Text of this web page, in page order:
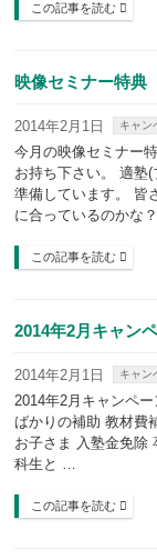
この記事を読む
映像セミナー特典
2014年2月1日 キャン
今月の映像セミナー
お持ち下さい。 適塾
準備しています。 皆
に合っているのかな
この記事を読む
2014年2月キャン
2014年2月1日 キャン
2014年2月キャンペ
ばかりの補助 教材費
お子さま 入塾金免除
科生と …
この記事を読む